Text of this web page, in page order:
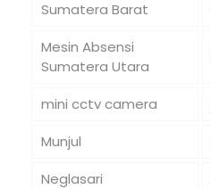
Sumatera Barat
Mesin Absensi
Sumatera Utara
mini cctv camera
Munjul
Neglasari